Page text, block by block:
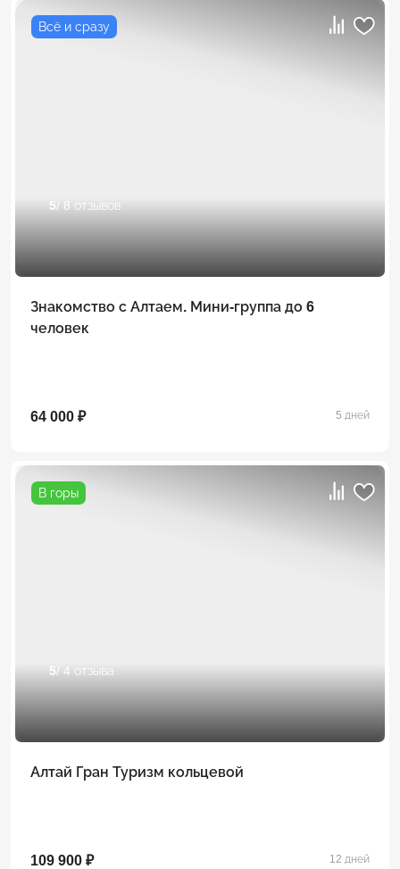
Всё и сразу
5/ 8 отзывов
Знакомство с Алтаем. Мини-группа до 6
человек
64 000 ₽ 5 дней
В горы
5/ 4 отзыва
Алтай Гран Туризм кольцевой
109 900 ₽ 12 дней